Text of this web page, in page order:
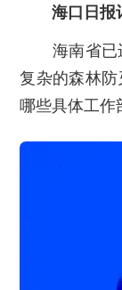
海口日报
海南省已进
复杂的森林
哪些具体工作